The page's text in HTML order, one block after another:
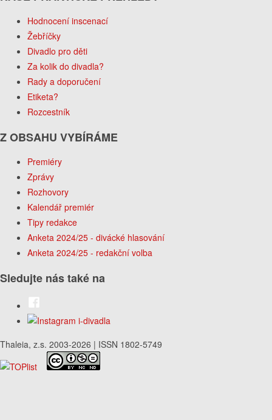
Hodnocení inscenací
Žebříčky
Divadlo pro děti
Za kolik do divadla?
Rady a doporučení
Etiketa?
Rozcestník
Z OBSAHU VYBÍRÁME
Premiéry
Zprávy
Rozhovory
Kalendář premiér
Tipy redakce
Anketa 2024/25 - divácké hlasování
Anketa 2024/25 - redakční volba
Sledujte nás také na
Thaleia, z.s. 2003-2026 | ISSN 1802-5749